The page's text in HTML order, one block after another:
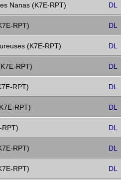
Nanas (K7E-RPT) DL
RPT) DL
(K7E-RPT) DL
RPT) DL
RPT) DL
RPT) DL
RPT) DL
RPT) DL
RPT) DL